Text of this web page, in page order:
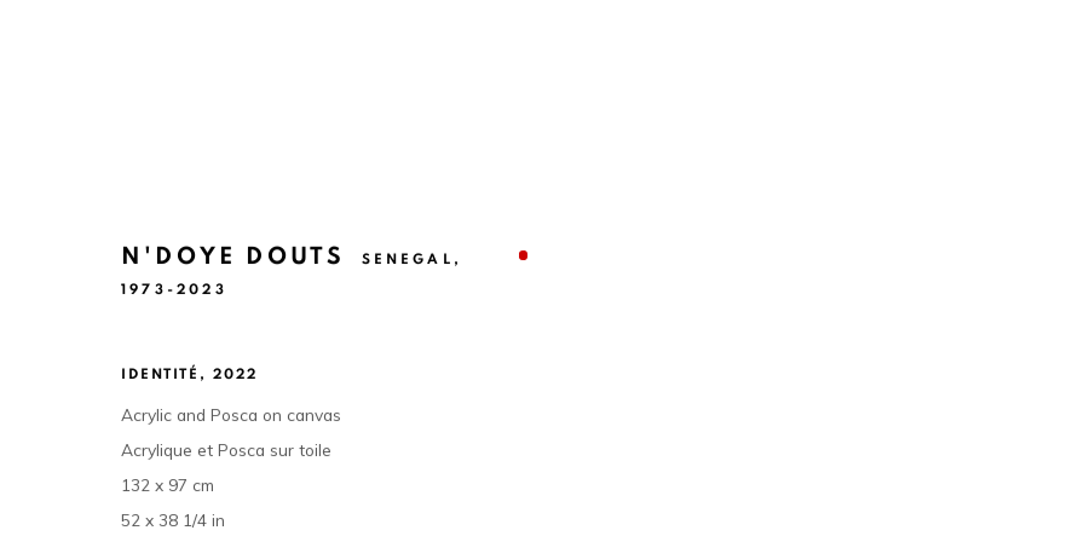
N'DOYE DOUTS SENEGAL,
1973-2023
IDENTITÉ , 2022
Acrylic and Posca on canvas
Acrylique et Posca sur toile
132 x 97 cm
52 x 38 1/4 in